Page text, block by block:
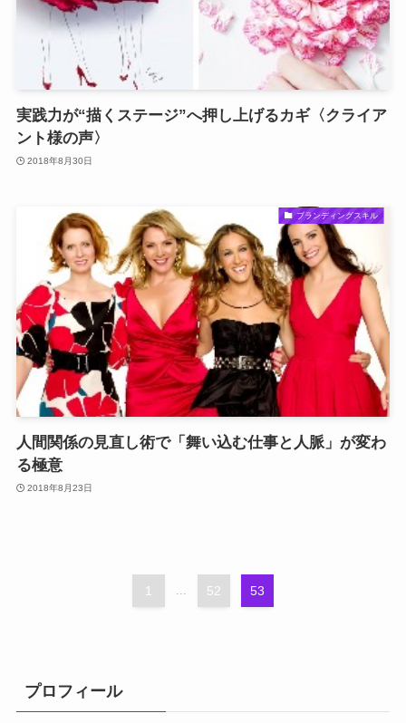
実践力が“描くステージ”へ押し上げるカギ〈クライア
ント様の声〉
2018年8月30日
ブランディングスキル
人間関係の見直し術で「舞い込む仕事と人脈」が変わ
る極意
2018年8月23日
1 ... 52 53
プロフィール